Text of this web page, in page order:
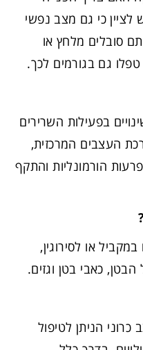
לציין כי גם מצב נפשי
סובלים מלחץ או
גם בגורמים לכך.
בפעילות השרירים
העצבים המרכזית,
הורמונליות והתקף
או לסירוגין,
כאבי בטן וגזים.
הניתן לטיפול